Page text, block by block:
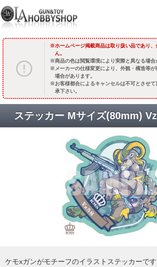
ホームページ掲載商品は取り扱い品であり
ん。
商品の色は閲覧環境により実際と異なる場合
メーカーの仕様変更により、外観・構造等
場合があります。
お客様都合によるキャンセルは不可とさせ
承下さい。
ステッカー Mサイズ(80mm)
ケモxガンがモチーフのイラストステッカーです